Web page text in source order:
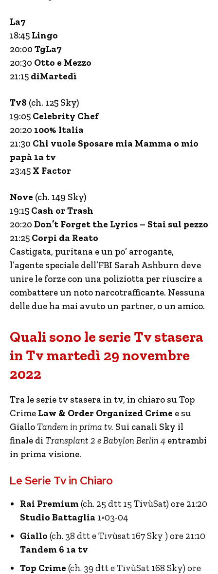
La7
18:45 Lingo
20:00 TgLa7
20:30 Otto e Mezzo
21:15 diMartedì
Tv8 (ch. 125 Sky)
19:05 Celebrity Chef
20:20 100% Italia
21:30 Chi vuole Sposare mia Mamma o mio
papà 1a tv
23:45 X Factor
Nove (ch. 149 Sky)
19:15 Cash or Trash
20:20 Don’t Forget the Lyrics – Stai sul pezzo
21:25 Corpi da Reato
Castigata, puritana e un po’ arrogante,
l’agente speciale dell’FBI Sarah Ashburn deve
unire le forze con una poliziotta per riuscire a
combattere un noto narcotrafficante. Nessuna
delle due ha mai avuto un partner, o un amico.
Quali sono le serie Tv stasera
in Tv martedì 29 novembre
2022
Tra le serie tv stasera in tv, in chiaro su Top
Crime Law & Order Organized Crime e su
GialloTandem in prima tv. Sui canali Sky il
finale di Transplant 2 e Babylon Berlin 4 entrambi
in prima visione.
Le Serie Tv in Chiaro
Rai Premium(ch. 25 dtt 15 TivùSat) ore 21:20
Studio Battaglia 1×03-04
Giallo (ch. 38 dtt e Tivùsat 167 Sky ) ore 21:10
Tandem 6 1a tv
Top Crime (ch. 39 dtt e TivùSat 168 Sky) ore